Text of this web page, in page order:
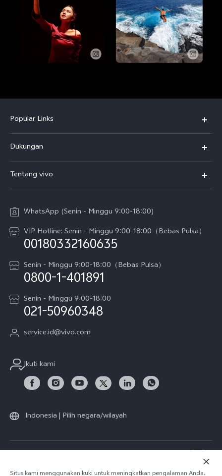
Popular Links
T5
T5 Pro
V70
V70 FE
Y05
X300 Pro
Gerai Terdekat
Dukungan
Service Center
Funtouch OS
Pembaruan Sistem
Harga Spare Part
Otentikasi IMEI
Kebijakan Garansi vivo
Layanan Perbaikan Antar Jemput
Unduh LUT untuk Memulihkan Log
Tentang vivo
Sejarah
Berita
Pemberitahuan Hukum
Tentang Kami
Pusat Privasi vivo
Keberlanjutan
WhatsApp (Senin - Minggu 9:00-18:00)
VIP Hotline: Senin - Minggu 9:00-18:00（Bebas Pulsa）
00180332160635
Senin - Minggu 9:00-18:00（Bebas Pulsa）
0800-1-401891
Senin - Minggu 9:00-18:00
021-50960348
service.id@vivo.com
Ikuti kami
Indonesia | Pilih negara/wilayah